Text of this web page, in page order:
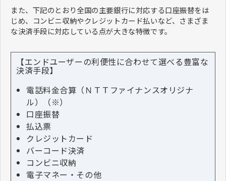
また、下記のとおり全国の主要銀行に対応する口座振替をは
じめ、コンビニ収納やクレジットカード払いなど、さまざま
な決済手段に対応している点が大きな特徴です。
【エンドユーザーの利便性に合わせて選べる豊富な
決済手段】
電話料金合算（ＮＴＴファイナンスオリジナ
ル）（※）
口座振替
払込票
クレジットカード
バーコード決済
コンビニ収納
電子マネー・その他